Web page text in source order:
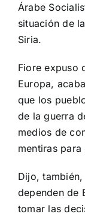
Árabe
situación de
Siria.
Fiore expuso
Europa,
que los
de la guerra
medios de
mentiras
Dijo,
dependen de
tomar las